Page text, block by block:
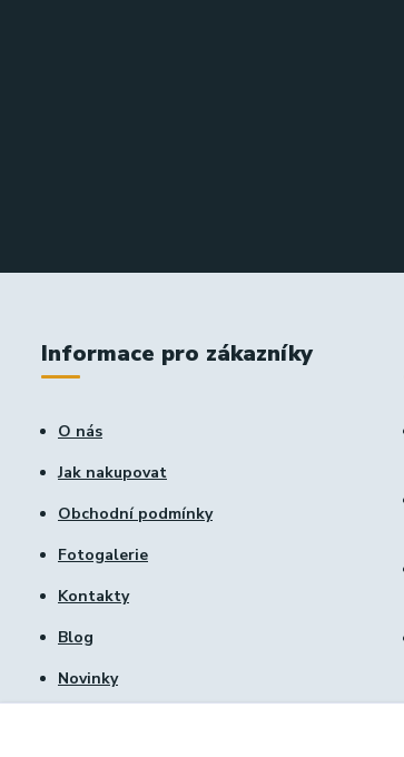
Informace pro zákazníky
O nás
Jak nakupovat
Obchodní podmínky
Fotogalerie
Kontakty
Blog
Novinky